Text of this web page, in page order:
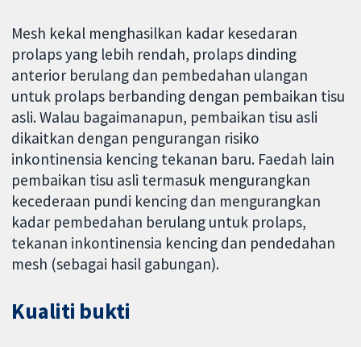
Mesh kekal menghasilkan kadar kesedaran
prolaps yang lebih rendah, prolaps dinding
anterior berulang dan pembedahan ulangan
untuk prolaps berbanding dengan pembaikan tisu
asli. Walau bagaimanapun, pembaikan tisu asli
dikaitkan dengan pengurangan risiko
inkontinensia kencing tekanan baru. Faedah lain
pembaikan tisu asli termasuk mengurangkan
kecederaan pundi kencing dan mengurangkan
kadar pembedahan berulang untuk prolaps,
tekanan inkontinensia kencing dan pendedahan
mesh (sebagai hasil gabungan).
Kualiti bukti